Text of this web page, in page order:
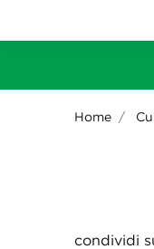
Home
condividi